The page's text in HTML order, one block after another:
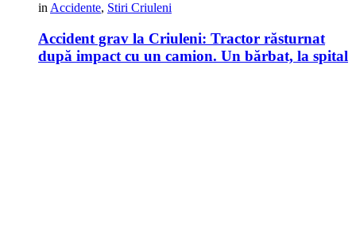
in Accidente, Stiri Criuleni
Accident grav la Criuleni: Tractor răsturnat
după impact cu un camion. Un bărbat, la spital